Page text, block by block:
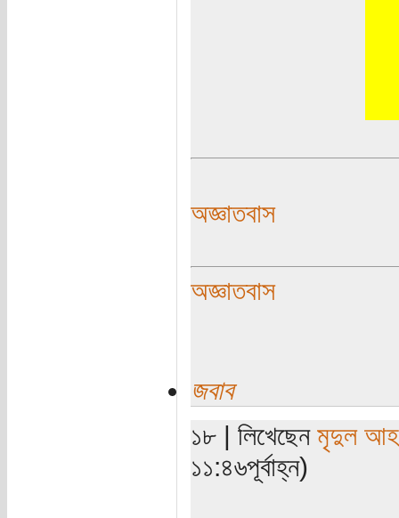
অজ্ঞাতবাস
অজ্ঞাতবাস
জবাব
১৮ | লিখেছেন মৃদুল
১১:৪৬পূর্বাহ্ন)